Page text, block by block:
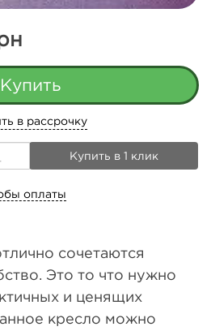
в рассрочку
Купить в 1 клик
оплаты
сочетаются
Это то что нужно
и ценящих
кресло можно